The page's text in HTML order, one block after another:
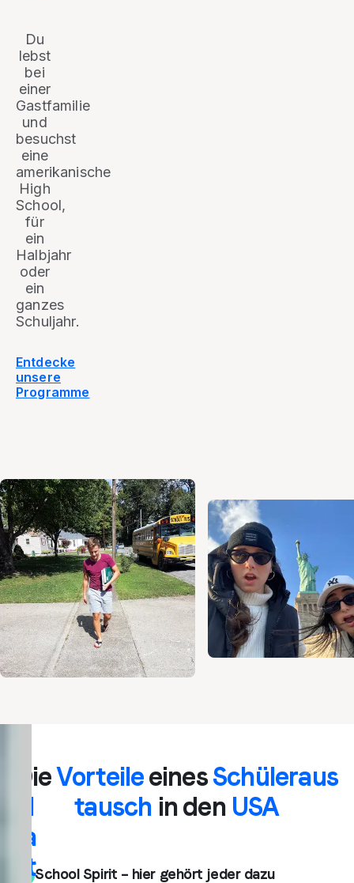
Du
lebst
bei
einer
Gastfamilie
und
besuchst
eine
amerikanische
High
School,
für
ein
Halbjahr
oder
ein
ganzes
Schuljahr.
Entdecke
unsere
Programme
hül
era
ust
DieVorteileeinesSchüleraus
tausch in den USA
School Spirit – hier gehört jeder dazu